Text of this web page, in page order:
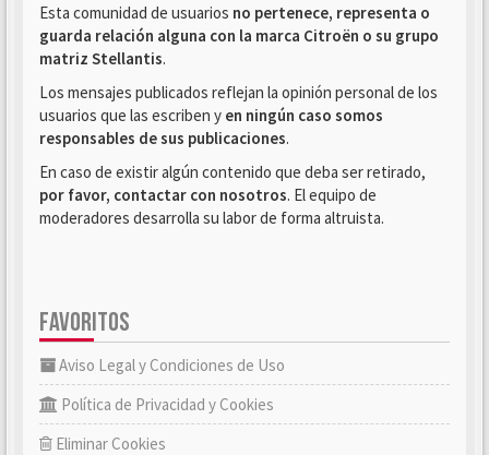
Esta comunidad de usuarios no pertenece, representa o
guarda relación alguna con la marca Citroën o su grupo
matriz Stellantis.
Los mensajes publicados reflejan la opinión personal de los
usuarios que las escriben y en ningún caso somos
responsables de sus publicaciones.
En caso de existir algún contenido que deba ser retirado,
por favor, contactar con nosotros. El equipo de
moderadores desarrolla su labor de forma altruista.
FAVORITOS
Aviso Legal y Condiciones de Uso
Política de Privacidad y Cookies
Eliminar Cookies